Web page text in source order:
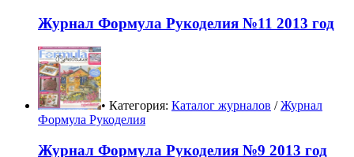
Журнал Формула Рукоделия №11 2013 год
• Категория: Каталог журналов /Журнал
Формула Рукоделия
Журнал Формула Рукоделия №9 2013 год